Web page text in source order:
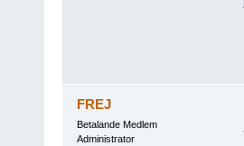
FREJ
Betalande Medlem
Administrator